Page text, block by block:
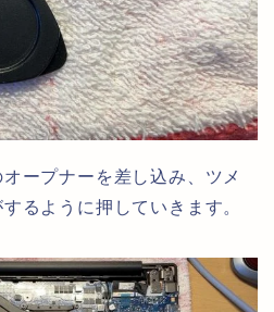
ープナーを差し込み、ツメ
るように押していきます。